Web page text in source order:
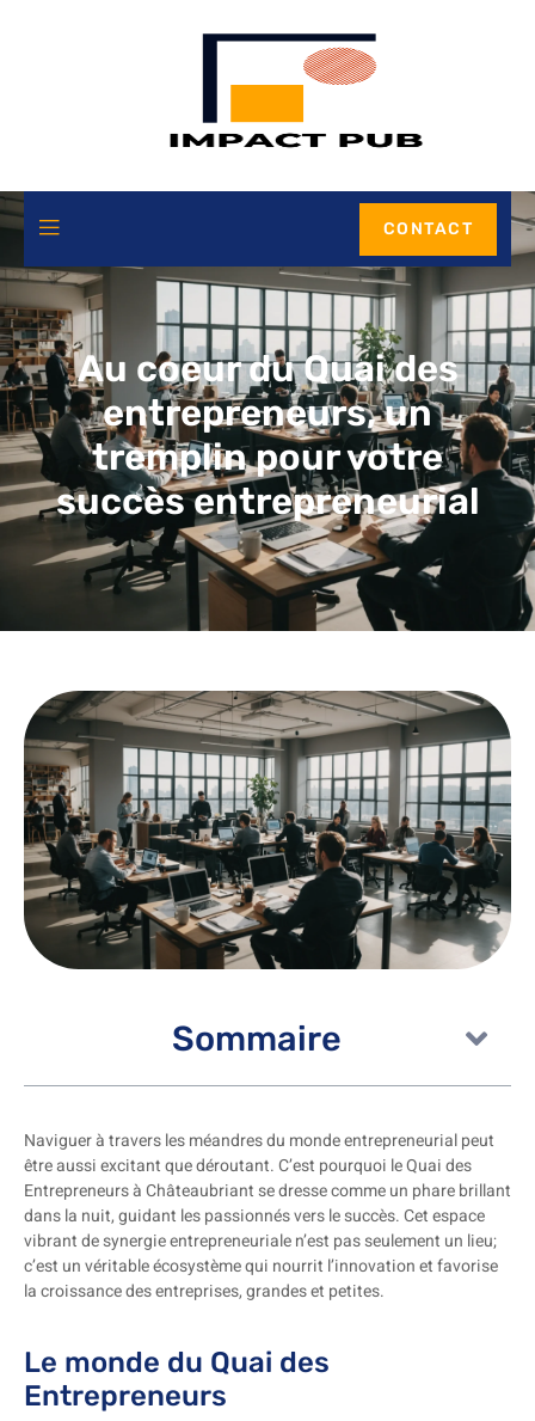
CONTACT
Au coeur du Quai des
entrepreneurs, un
tremplin pour votre
succès entrepreneurial
Sommaire
Naviguer à travers les méandres du monde entrepreneurial peut
être aussi excitant que déroutant. C’est pourquoi le Quai des
Entrepreneurs à Châteaubriant se dresse comme un phare brillant
dans la nuit, guidant les passionnés vers le succès. Cet espace
vibrant de synergie entrepreneuriale n’est pas seulement un lieu;
c’est un véritable écosystème qui nourrit l’innovation et favorise
la croissance des entreprises, grandes et petites.
Le monde du Quai des
Entrepreneurs